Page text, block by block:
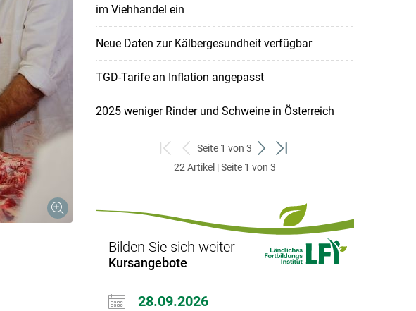
im Viehhandel ein
Neue Daten zur Kälbergesundheit verfügbar
TGD-Tarife an Inflation angepasst
2025 weniger Rinder und Schweine in Österreich
zum
ersten
zurück
zum
Seite 1 von 3
weiter
zum
zum
22 Artikel | Seite 1 von 3
Bilden Sie sich weiter
Kursangebote
28.09.2026